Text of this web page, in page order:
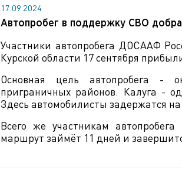
17.09.2024
Автопробег в поддержку СВО
Участники автопробега ДОСААФ
Курской области 17 сентября
Основная цель автопробега -
приграничных районов. Калуга -
Здесь автомобилисты задержатся на
Всего же участникам
маршрут займёт 11 дней и